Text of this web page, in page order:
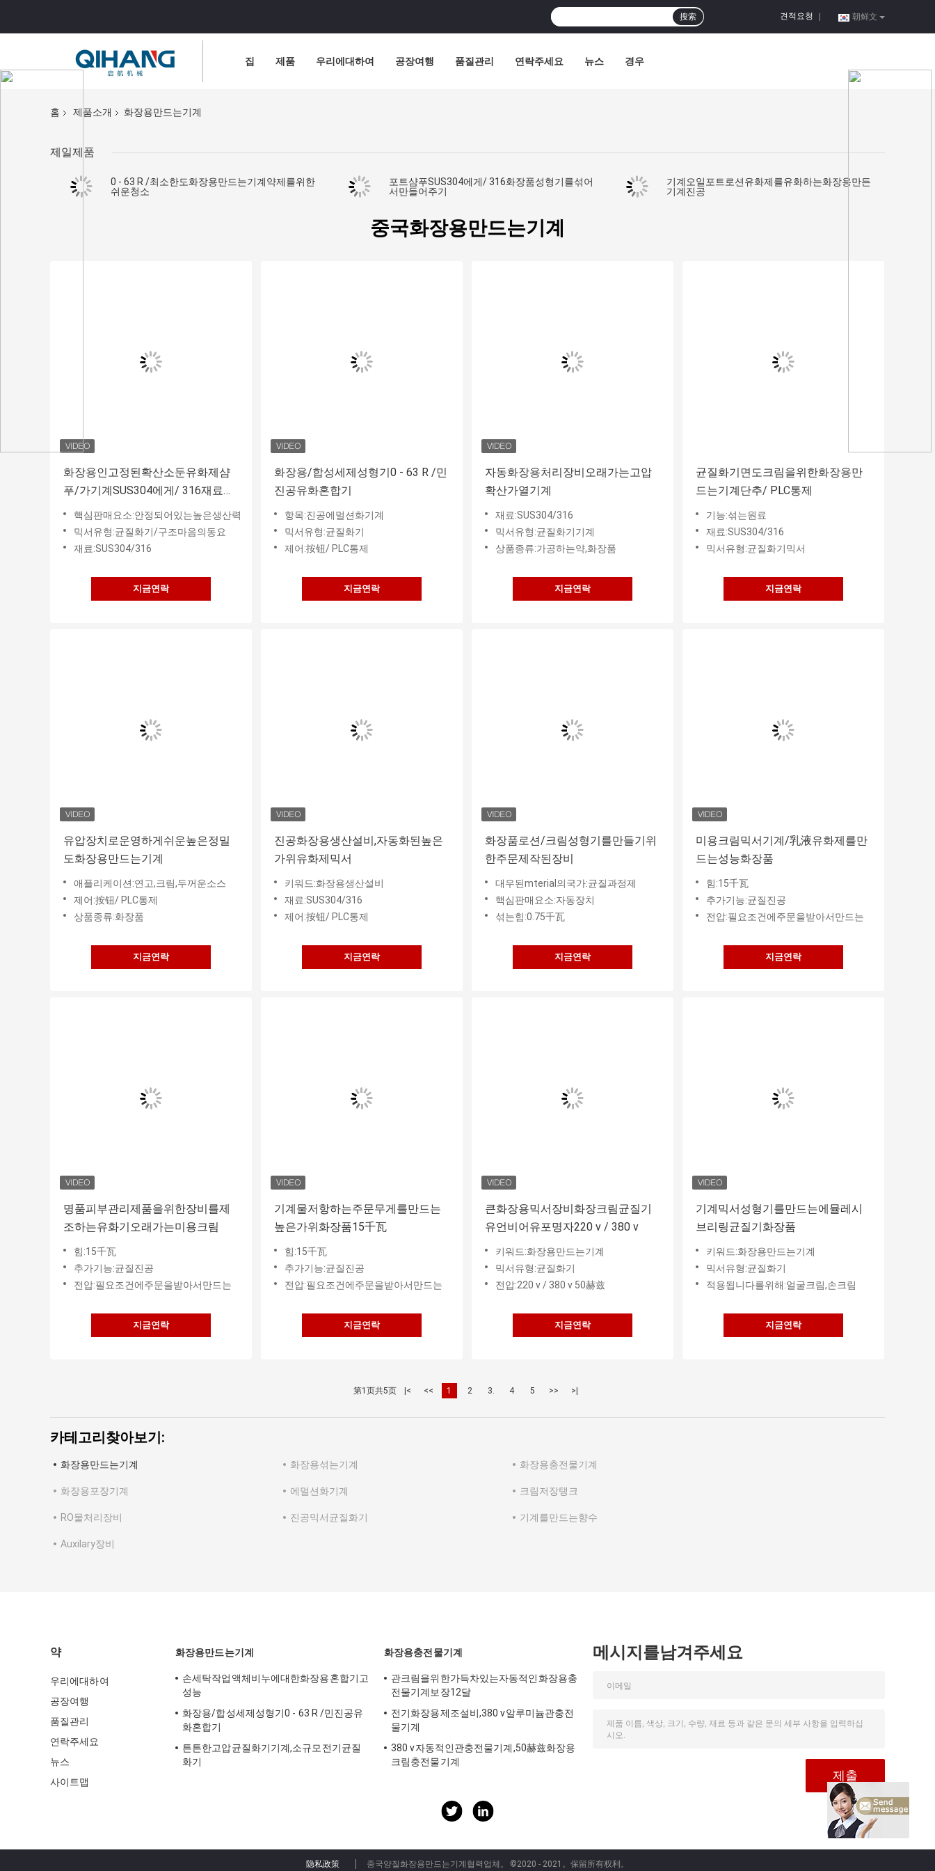
朝鲜文
견적요청
搜索
집 제품 우리에대하여 공장여행 품질관리 연락주세요 뉴스 경우
홈 제품소개 화장용만드는기계
제일제품
0 - 63 R /최소한도화장용만드는기계약제를위한
쉬운청소
포트샴푸SUS304에게/ 316화장품성형기를섞어
서만들어주기
기계오일포트로션유화제를유화하는화장용만든
기계진공
중국화장용만드는기계
화장용인고정된확산소둔유화제샴
푸/가기계SUS304에게/ 316재료높
은생산성을만들어줍니다
핵심판매요소:안정되어있는높은생산력
믹서유형:균질화기/구조마음의동요
재료:SUS304/316
지금연락
화장용/합성세제성형기0 - 63 R /민
진공유화혼합기
항목:진공에멀션화기계
믹서유형:균질화기
제어:按钮/ PLC통제
지금연락
자동화장용처리장비오래가는고압
확산가열기계
재료:SUS304/316
믹서유형:균질화기기계
상품종류:가공하는약,화장품
지금연락
균질화기면도크림을위한화장용만
드는기계단추/ PLC통제
기능:섞는원료
재료:SUS304/316
믹서유형:균질화기믹서
지금연락
유압장치로운영하게쉬운높은정밀
도화장용만드는기계
애플리케이션:연고,크림,두꺼운소스
제어:按钮/ PLC통제
상품종류:화장품
지금연락
진공화장용생산설비,자동화된높은
가위유화제믹서
키워드:화장용생산설비
재료:SUS304/316
제어:按钮/ PLC통제
지금연락
화장품로션/크림성형기를만들기위
한주문제작된장비
대우된mterial의국가:균질과정제
핵심판매요소:자동장치
섞는힘:0.75千瓦
지금연락
미용크림믹서기계/乳液유화제를만
드는성능화장품
힘:15千瓦
추가기능:균질진공
전압:필요조건에주문을받아서만드는
지금연락
명품피부관리제품을위한장비를제
조하는유화기오래가는미용크림
힘:15千瓦
추가기능:균질진공
전압:필요조건에주문을받아서만드는
지금연락
기계물저항하는주문무게를만드는
높은가위화장품15千瓦
힘:15千瓦
추가기능:균질진공
전압:필요조건에주문을받아서만드는
지금연락
큰화장용믹서장비화장크림균질기
유언비어유포명자220 v / 380 v
키워드:화장용만드는기계
믹서유형:균질화기
전압:220 v / 380 v 50赫兹
지금연락
기계믹서성형기를만드는에뮬레시
브리링균질기화장품
키워드:화장용만드는기계
믹서유형:균질화기
적용됩니다를위해:얼굴크림,손크림
지금연락
第1页共5页 |< << 1 2 3. 4 5 >> >|
카테고리찾아보기:
화장용만드는기계 화장용섞는기계 화장용충전물기계
화장용포장기계 에멀션화기계 크림저장탱크
RO물처리장비 진공믹서균질화기 기계를만드는향수
Auxilary장비
약
우리에대하여
공장여행
품질관리
연락주세요
뉴스
사이트맵
화장용만드는기계
손세탁작업액체비누에대한화장용혼합기고
성능
화장용/합성세제성형기0 - 63 R /민진공유
화혼합기
튼튼한고압균질화기기계,소규모전기균질
화기
화장용충전물기계
관크림을위한가득차있는자동적인화장용충
전물기계보장12달
전기화장용제조설비,380 v알루미늄관충전
물기계
380 v자동적인관충전물기계,50赫兹화장용
크림충전물기계
메시지를남겨주세요
隐私政策 중국양질화장용만드는기계협력업체。 ©2020 - 2021。保留所有权利。